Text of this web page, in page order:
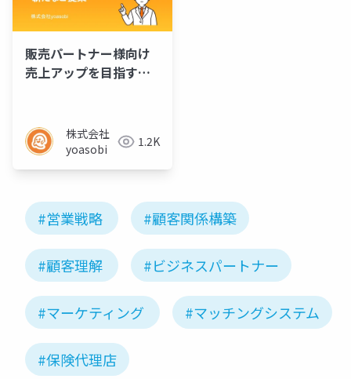
販売パートナー様向け
売上アップを目指す保
の新たなご提案
株式会社
yoasobi
1.2K
#営業戦略 #顧客関係構築
#顧客理解 #ビジネスパートナー
#マーケティング #マッチングシステム
#保険代理店